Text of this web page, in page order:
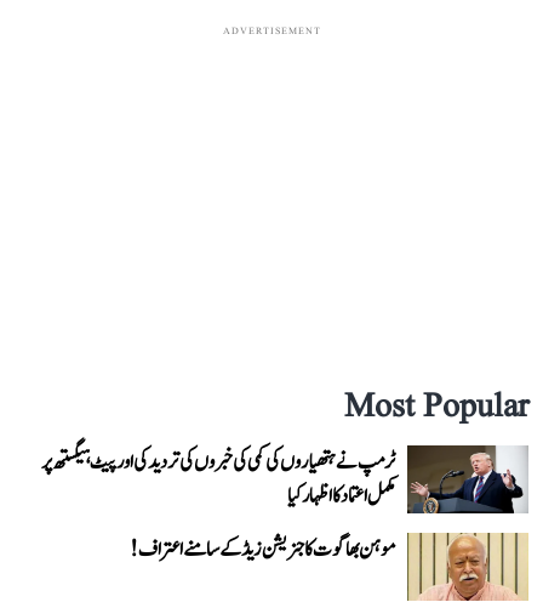
ADVERTISEMENT
Most Popular
ٹرمپ نے ہتھیاروں کی کمی کی خبروں کی تردید کی اور پیٹ ہیگستھ پر
مکمل اعتماد کا اظہار کیا
موہن بھاگوت کا جنریشن زیڈ کے سامنے اعتراف!